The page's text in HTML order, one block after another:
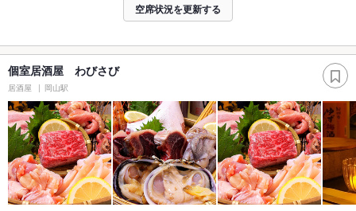
空席状況を更新する
個室居酒屋 わびさび
居酒屋 岡山駅